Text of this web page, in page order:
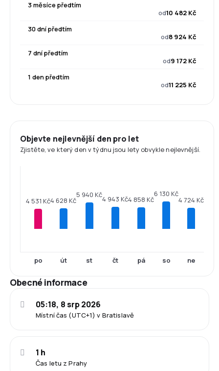
3 měsíce předtím
od10 482 Kč
30 dní předtím
od8 924 Kč
7 dní předtím
od9 172 Kč
1 den předtím
od11 225 Kč
Objevte nejlevnější den pro let
Zjistěte, ve který den v týdnu jsou lety obvykle nejlevnější.
4 531 Kč
po
4 628 Kč
út
5 940 Kč
st
4 943 Kč
čt
4 858 Kč
pá
6 130 Kč
so
4 724 Kč
ne
Obecné informace
Místní čas (UTC+1) v Bratislavě
05:18, 8 srp 2026
Čas letu z Prahy
1 h